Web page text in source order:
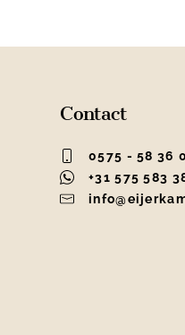
Contact
0575 - 58 36
+31 575 583